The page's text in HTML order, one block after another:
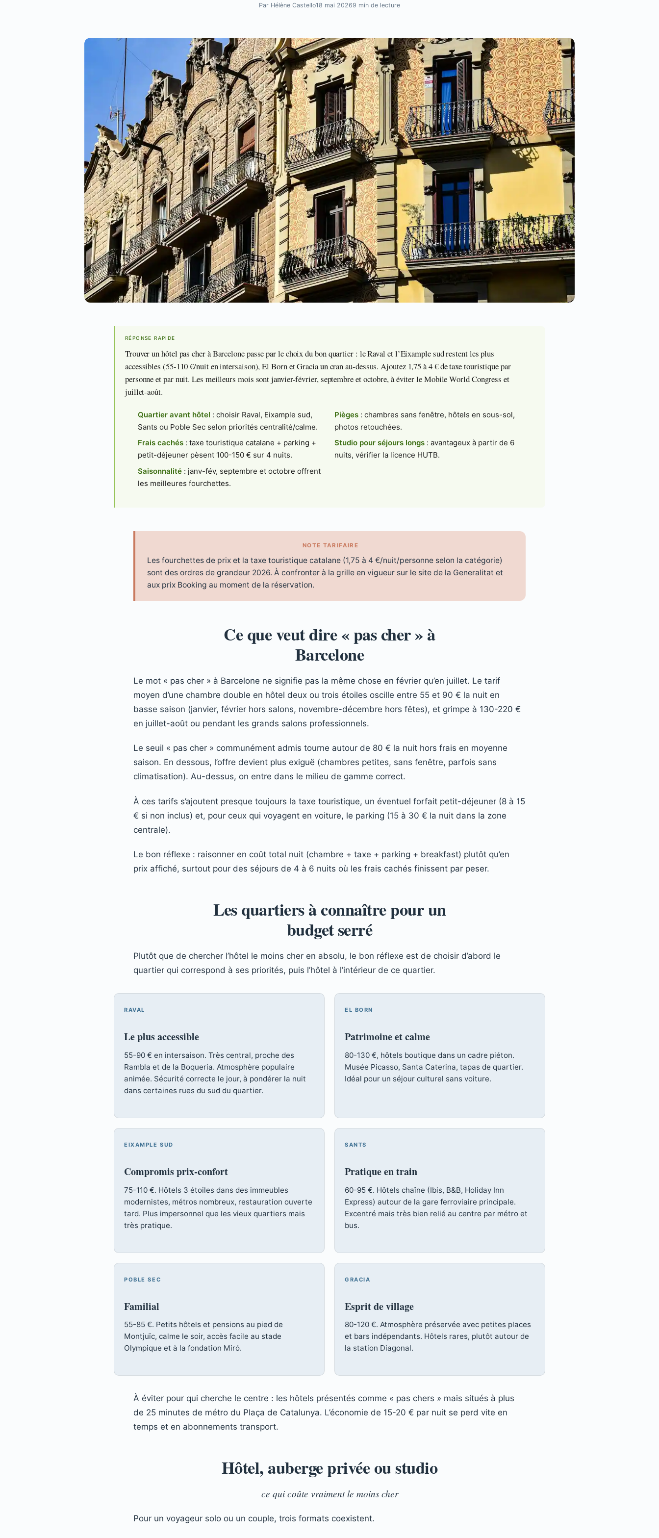
Par Hélène Castello18 mai 20269 min de lecture
RÉPONSE RAPIDE
Trouver un hôtel pas cher à Barcelone passe par le choix du bon quartier : le Raval et l’Eixample sud restent les plus
accessibles (55-110 €/nuit en intersaison), El Born et Gracia un cran au-dessus. Ajoutez 1,75 à 4 € de taxe touristique par
personne et par nuit. Les meilleurs mois sont janvier-février, septembre et octobre, à éviter le Mobile World Congress et
juillet-août.
Quartier avant hôtel : choisir Raval, Eixample sud,
Sants ou Poble Sec selon priorités centralité/calme.
Frais cachés: taxe touristique catalane + parking +
petit-déjeuner pèsent 100-150 € sur 4 nuits.
Saisonnalité: janv-fév, septembre et octobre offrent
les meilleures fourchettes.
Pièges: chambres sans fenêtre, hôtels en sous-sol,
photos retouchées.
Studio pour séjours longs: avantageux à partir de 6
nuits, vérifier la licence HUTB.
NOTE TARIFAIRE
Les fourchettes de prix et la taxe touristique catalane (1,75 à 4 €/nuit/personne selon la catégorie)
sont des ordres de grandeur 2026. À confronter à la grille en vigueur sur le site de la Generalitat et
aux prix Booking au moment de la réservation.
Ce que veut dire « pas cher » à
Barcelone
Le mot « pas cher » à Barcelone ne signifie pas la même chose en février qu’en juillet. Le tarif
moyen d’une chambre double en hôtel deux ou trois étoiles oscille entre 55 et 90 € la nuit en
basse saison (janvier, février hors salons, novembre-décembre hors fêtes), et grimpe à 130-220 €
en juillet-août ou pendant les grands salons professionnels.
Le seuil « pas cher » communément admis tourne autour de 80 € la nuit hors frais en moyenne
saison. En dessous, l’offre devient plus exiguë (chambres petites, sans fenêtre, parfois sans
climatisation). Au-dessus, on entre dans le milieu de gamme correct.
À ces tarifs s’ajoutent presque toujours la taxe touristique, un éventuel forfait petit-déjeuner (8 à 15
€ si non inclus) et, pour ceux qui voyagent en voiture, le parking (15 à 30 € la nuit dans la zone
centrale).
Le bon réflexe : raisonner en coût total nuit (chambre + taxe + parking + breakfast) plutôt qu’en
prix affiché, surtout pour des séjours de 4 à 6 nuits où les frais cachés finissent par peser.
Les quartiers à connaître pour un
budget serré
Plutôt que de chercher l’hôtel le moins cher en absolu, le bon réflexe est de choisir d’abord le
quartier qui correspond à ses priorités, puis l’hôtel à l’intérieur de ce quartier.
RAVAL
Le plus accessible
55-90 € en intersaison. Très central, proche des
Rambla et de la Boqueria. Atmosphère populaire
animée. Sécurité correcte le jour, à pondérer la nuit
dans certaines rues du sud du quartier.
EL BORN
Patrimoine et calme
80-130 €, hôtels boutique dans un cadre piéton.
Musée Picasso, Santa Caterina, tapas de quartier.
Idéal pour un séjour culturel sans voiture.
EIXAMPLE SUD
Compromis prix-confort
75-110 €. Hôtels 3 étoiles dans des immeubles
modernistes, métros nombreux, restauration ouverte
tard. Plus impersonnel que les vieux quartiers mais
très pratique.
SANTS
Pratique en train
60-95 €. Hôtels chaîne (Ibis, B&B, Holiday Inn
Express) autour de la gare ferroviaire principale.
Excentré mais très bien relié au centre par métro et
bus.
POBLE SEC
Familial
55-85 €. Petits hôtels et pensions au pied de
Montjuïc, calme le soir, accès facile au stade
Olympique et à la fondation Miró.
GRACIA
Esprit de village
80-120 €. Atmosphère préservée avec petites places
et bars indépendants. Hôtels rares, plutôt autour de
la station Diagonal.
À éviter pour qui cherche le centre : les hôtels présentés comme « pas chers » mais situés à plus
de 25 minutes de métro du Plaça de Catalunya. L’économie de 15-20 € par nuit se perd vite en
temps et en abonnements transport.
Hôtel, auberge privée ou studio
ce qui coûte vraiment le moins cher
Pour un voyageur solo ou un couple, trois formats coexistent.